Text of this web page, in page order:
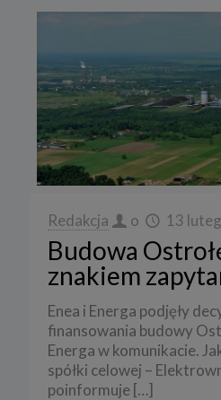
Redakcja o 13
Budowa
znakiem
Enea i Energa podjęły
finansowania budowy
Energa w komunikacie.
spółki celowej –
poinformuje[…]